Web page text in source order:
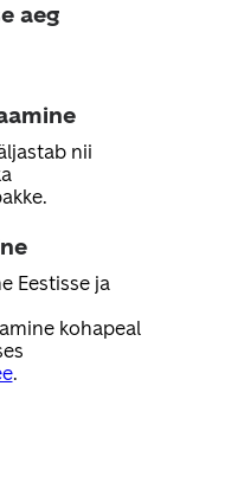
aeg
nii
Eestisse ja
kohapeal
.